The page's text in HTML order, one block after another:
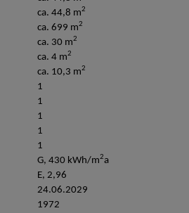
ca. 44,8 m2
ca. 699 m2
ca. 30 m2
ca. 4 m2
ca. 10,3 m2
1
1
1
1
1
G, 430 kWh/m2a
E, 2,96
24.06.2029
1972